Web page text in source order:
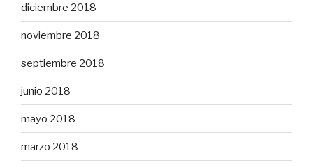
diciembre 2018
noviembre 2018
septiembre 2018
junio 2018
mayo 2018
marzo 2018